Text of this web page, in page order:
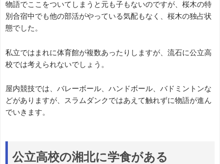
物語でここをついてしまうと元も子もないのですが、桜木の特
別合宿中でも他の部活がやっている気配もなく、桜木の独占状
態でした。
私立ではまれに体育館が複数あったりしますが、流石に公立高
校では考えられないでしょう。
屋内競技では、バレーボール、ハンドボール、バドミントンな
どがありますが、スラムダンクではあえて触れずに物語が進ん
でいきます。
公立高校の湘北に学食がある